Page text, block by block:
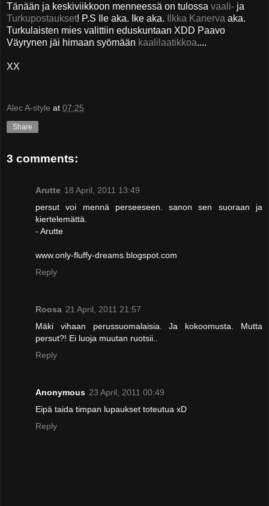
Tänään ja keskiviikkoon menneessä on tulossa vaali- ja
Turkupostaukset! P.S Ile aka. Ike aka. Ilkka Kanerva aka.
Turkulaisten mies valittiin eduskuntaan XDD Paavo
Väyrynen jäi himaan syömään kaalilaatikkoa....
XX
Alec A-style at 07:25
Share
3 comments:
Arutte 18 April, 2011 13:49
persut voi mennä perseeseen. sanon sen suoraan ja
kiertelemättä.
- Arutte
www.only-fluffy-dreams.blogspot.com
Reply
Roosa 21 April, 2011 21:57
Mäki vihaan perussuomalaisia. Ja kokoomusta. Mutta
persut?! Ei luoja muutan ruotsii..
Reply
Anonymous 23 April, 2011 00:49
Eipä taida timpan lupaukset toteutua xD
Reply